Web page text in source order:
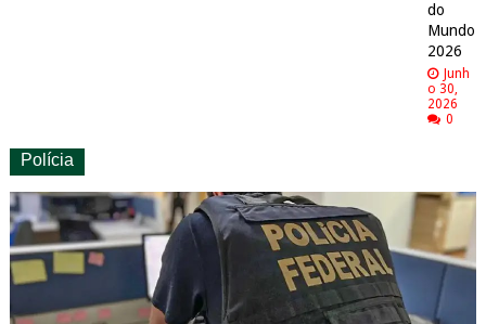
do
Mundo
2026
Junh
o 30,
2026
0
Polícia